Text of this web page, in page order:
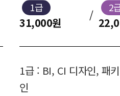
1급
31,000원
/
2
1급 : BI, CI 디자인, 패
인